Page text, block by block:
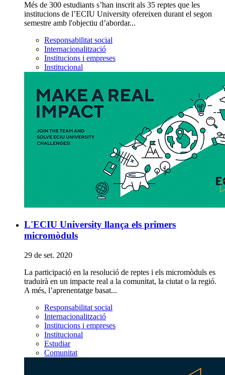
Més de 300 estudiants s’han inscrit als 35 reptes que les
institucions de l’ECIU University ofereixen durant el segon
semestre amb l'objectiu d’abordar...
Responsabilitat social
Internacionalització
Institucions i empreses
Institucional
L'ECIU University llança els primers
micromòduls
29 de set. 2020
La participació en la resolució de reptes i els micromòduls es
traduirà en un impacte real a la comunitat, la ciutat o la regió.
A més, l’aprenentatge basat...
Responsabilitat social
Internacionalització
Institucions i empreses
Institucional
Estudiar
Comunitat